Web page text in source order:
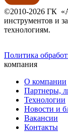
©2010-2026 ГК
инструментов и
технологиям.
Политика
компания
О компании
Партнеры,
Технологии
Новости и
Вакансии
Контакты